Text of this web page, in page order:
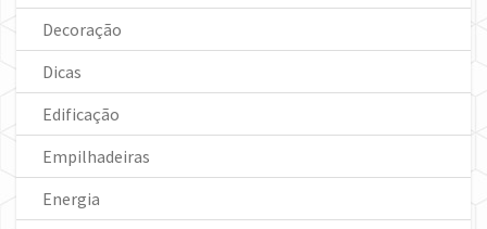
Decoração
Dicas
Edificação
Empilhadeiras
Energia